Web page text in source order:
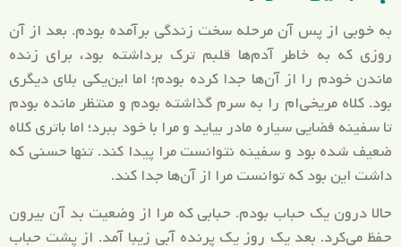
به خوبی از پس آن مرحله سخت زندگی برآمده بودم. بعد از آن
روزی که به خاطر آدم‌ها قلبم ترک برداشته بود، برای زنده
ماندن خودم را از آن‌ها جدا کرده بودم؛ اما این‌یکی بلای دیگری
بود. کلاه مریخی‌ام را به سرم گذاشته بودم و منتظر مانده بودم
تا سفینه فضایی سیاره مادر بیاید و مرا با خود ببرد؛ اما باتری کلاه
ضعیف شده بود و سفینه نتوانست مرا پیدا کند. تنها حسنی که
داشت این بود که توانست مرا از آن‌ها جدا کند.
حالا درون یک حباب بودم. حبابی که مرا از وضعیت بد آن بیرون
حفظ می‌کرد. بعد یک روز یک پرنده آبی زیبا آمد. از پشت حباب